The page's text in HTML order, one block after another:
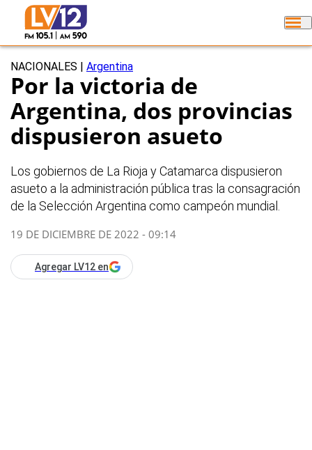
NACIONALES Argentina
Por la victoria de
Argentina, dos provincias
dispusieron asueto
Los gobiernos de La Rioja y Catamarca dispusieron
asueto a la administración pública tras la consagración
de la Selección Argentina como campeón mundial.
19 DE DICIEMBRE DE 2022 - 09:14
Agregar LV12 en